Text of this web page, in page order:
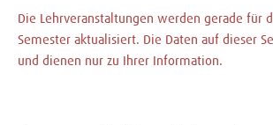
Die Lehrveranstaltungen werden gerade für
Semester aktualisiert. Die Daten auf dieser
und dienen nur zu Ihrer Information.